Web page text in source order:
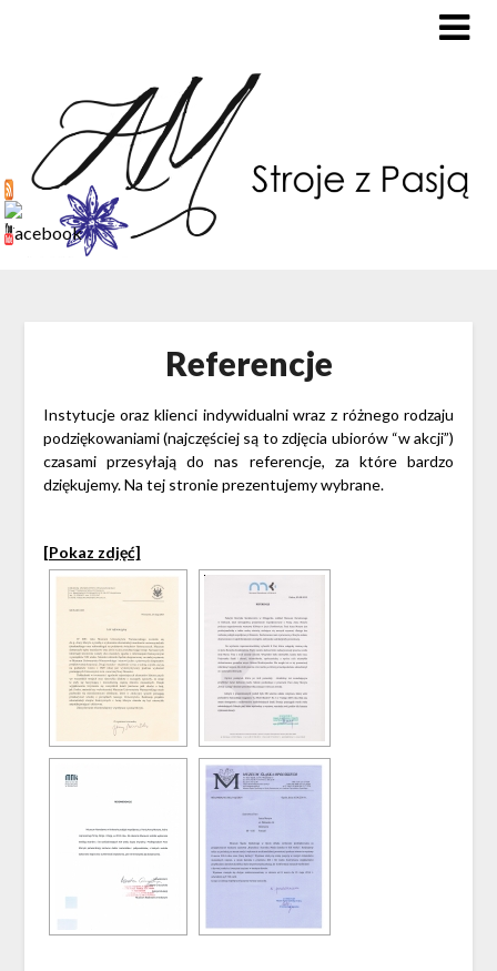
Referencje
Instytucje oraz klienci indywidualni wraz z różnego rodzaju
podziękowaniami (najczęściej są to zdjęcia ubiorów “w akcji”)
czasami przesyłają do nas referencje, za które bardzo
dziękujemy. Na tej stronie prezentujemy wybrane.
[Pokaz zdjęć]